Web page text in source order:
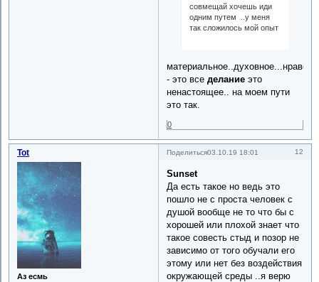
совмещай хочешь иди
одним путем ..у меня
так сложилось мой опыт
- это вседелание это
ненастоящее.. на моем пути
это так.
0
Поделиться 12
03.10.19 18:01
Tot
Аз есмь
Sunset
Да есть такое но ведь это
пошло не с проста человек с
душой вообще не то что бы с
хорошей или плохой знает что
такое совесть стыд и позор не
зависимо от того обучали его
этому или нет без воздействия
окружающей среды ..я верю